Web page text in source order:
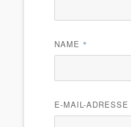
NAME *
E-MAIL-ADRESSE